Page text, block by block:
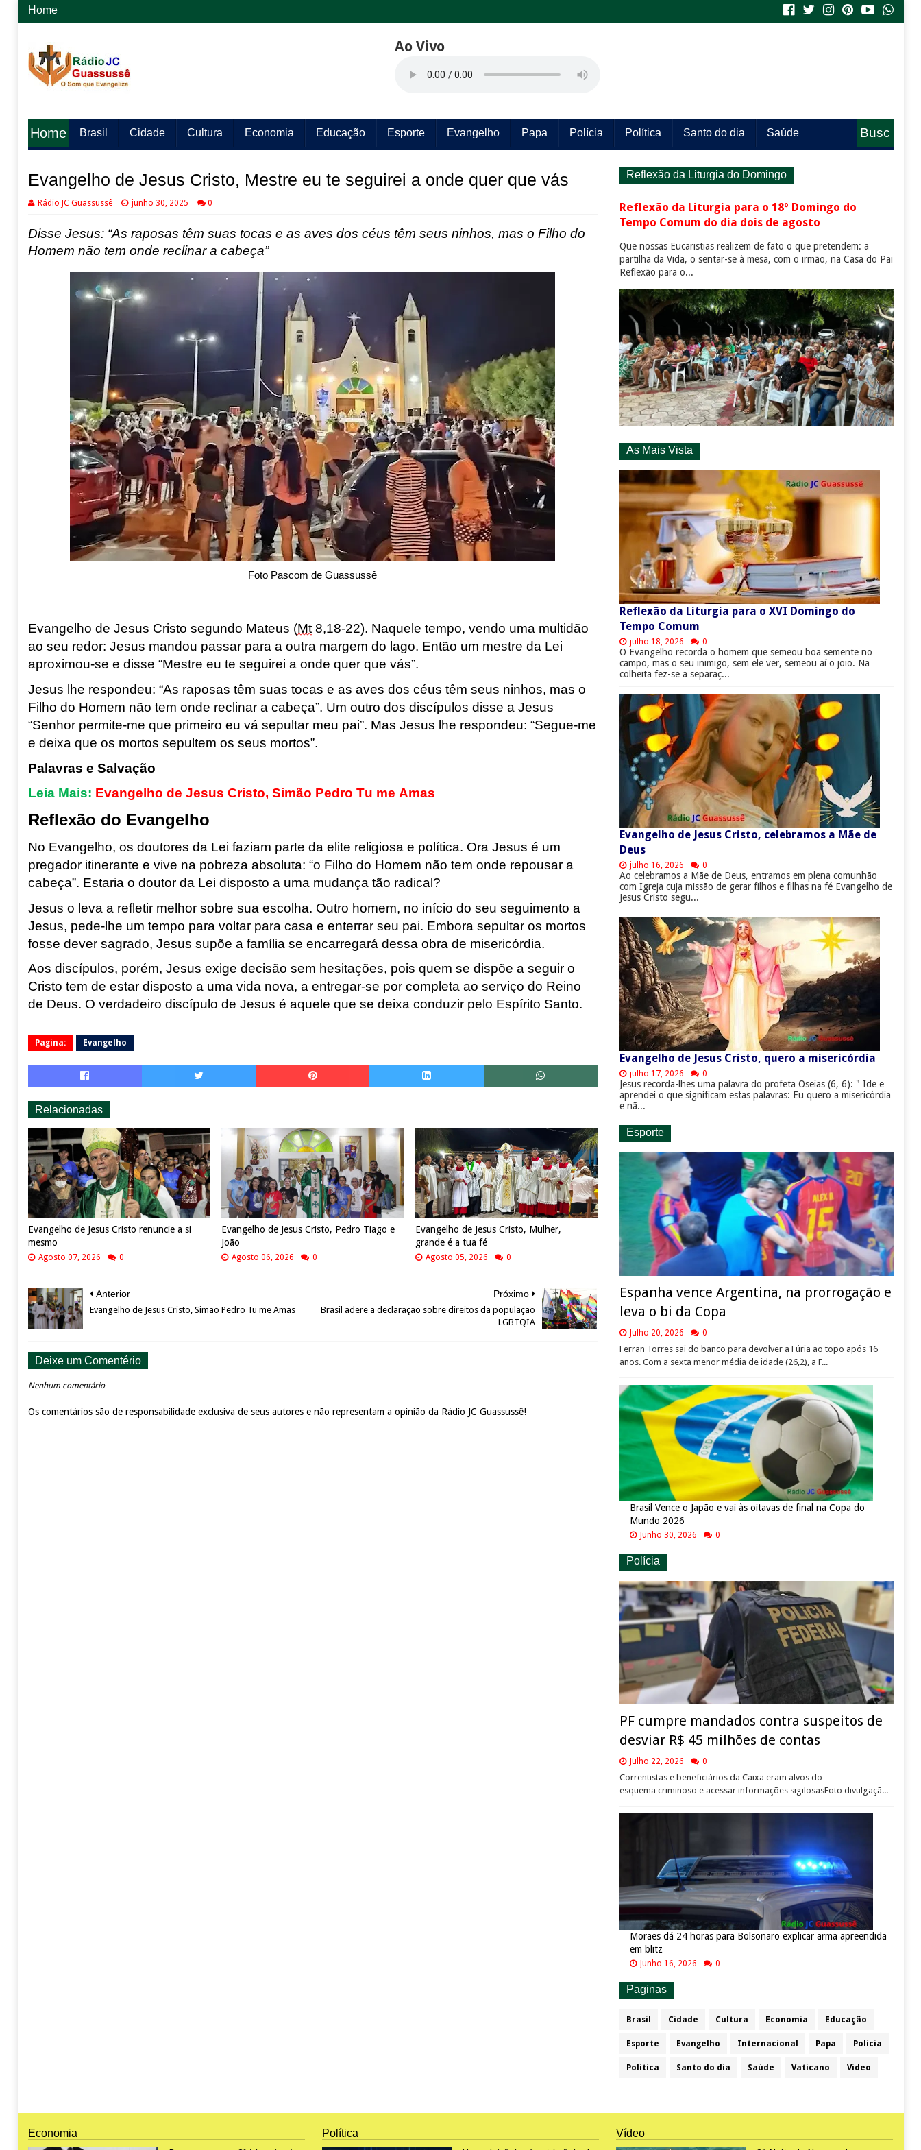
Home
Ao Vivo
Home Brasil Cidade Cultura Economia Educação Esporte Evangelho Papa Polícia Política Santo do dia Saúde
Busc
Evangelho de Jesus Cristo, Mestre eu te seguirei a onde quer que vás
Rádio JC Guassussê junho 30, 2025 0
Disse Jesus: “As raposas têm suas tocas e as aves dos céus têm seus ninhos, mas o Filho do
Homem não tem onde reclinar a cabeça”
Foto Pascom de Guassussê
Evangelho de Jesus Cristo segundo Mateus (Mt 8,18-22). Naquele tempo, vendo uma multidão
ao seu redor: Jesus mandou passar para a outra margem do l ago. Então um mestre da Lei
aproximou-se e disse “Mestre eu te seguirei a onde quer que vás”.
Jesus lhe respondeu: “As raposas têm suas tocas e as aves dos céus têm seus ninhos, mas o
Filho do Homem não tem onde reclinar a cabeça”. Um outro dos discípulos disse a Jesus
“Senhor permite-me que primeiro eu vá sepultarmeu pai”. Mas Jesus lhe respondeu: “Segue-me
e deixa que os mortos sepultem os seus mortos”.
Palavras e Salvação
Leia Mais: Evangelho de Jesus Cristo, Simão Pedro Tu me Amas
Reflexão do Evangelho
No Evangelho, os doutores da Lei faziam parte da elite religiosa e política. Ora Jesus é um
pregador itinerante e vive na pobreza absoluta: “o Filho do Homem não tem onde repousar a
cabeça”. Estaria o doutor da Lei disposto a uma mudança tão radical?
Jesus o leva a refletir melhor sobre sua escolha. Outro homem, no início do seu seguimento a
Jesus, pede-lhe um tempo para voltar para casa e enterrar seu pai. Embora sepultar os mortos
fosse dever sagrado, Jesus supõe a família se encarregará dessa obra de misericórdia.
Aos discípulos, porém, Jesus exige decisão sem hesitações, pois quem se dispõe a seguir o
Cristo tem de estar disposto a uma vida nova, a entregar-se por completa ao serviço do Reino
de Deus. O verdadeiro discípulo de Jesus é aquele que se deixa conduzir pelo Espírito Santo.
Pagina: Evangelho
Relacionadas
Evangelho de Jesus Cristo renuncie a si
mesmo
Agosto 07, 2026 0
Evangelho de Jesus Cristo, Pedro Tiago e
João
Agosto 06, 2026 0
Evangelho de Jesus Cristo, Mulher,
grande é a tua fé
Agosto 05, 2026 0
Próximo
Brasil adere a declaração sobre direitos da população
LGBTQIA
Anterior
Evangelho de Jesus Cristo, Simão Pedro Tu me Amas
Deixe um Comentério
Nenhum comentário
Os comentários são de responsabilidade exclusiva de seus autores e não representam a opinião da Rádio JC Guassussê!
Reflexão da Liturgia do Domingo
Reflexão da Liturgia para o 18º Domingo do
Tempo Comum do dia dois de agosto
Que nossas Eucaristias realizem de fato o que pretendem: a
partilha da Vida, o sentar-se à mesa, com o irmão, na Casa do Pai
Reflexão para o...
As Mais Vista
Reflexão da Liturgia para o XVI Domingo do
Tempo Comum
julho 18, 2026 0
O Evangelho recorda o homem que semeou boa semente no
campo, mas o seu inimigo, sem ele ver, semeou aí o joio. Na
colheita fez-se a separaç...
Evangelho de Jesus Cristo, celebramos a Mãe de
Deus
julho 16, 2026 0
Ao celebramos a Mãe de Deus, entramos em plena comunhão
com Igreja cuja missão de gerar filhos e filhas na fé Evangelho de
Jesus Cristo segu...
Evangelho de Jesus Cristo, quero a misericórdia
julho 17, 2026 0
Jesus recorda-lhes uma palavra do profeta Oseias (6, 6): " Ide e
aprendei o que significam estas palavras: Eu quero a misericórdia
e nã...
Esporte
Espanha vence Argentina, na prorrogação e
leva o bi da Copa
Julho 20, 2026 0
Ferran Torres sai do banco para devolver a Fúria ao topo após 16
anos. Com a sexta menor média de idade (26,2), a F...
Brasil Vence o Japão e vai às oitavas de final na Copa do
Mundo 2026
Junho 30, 2026 0
Polícia
PF cumpre mandados contra suspeitos de
desviar R$ 45 milhões de contas
Julho 22, 2026 0
Correntistas e beneficiários da Caixa eram alvos do
esquema criminoso e acessar informações sigilosasFoto divulgaçã...
Moraes dá 24 horas para Bolsonaro explicar arma apreendida
em blitz
Junho 16, 2026 0
Paginas
Brasil Cidade Cultura Economia Educação
Esporte Evangelho Internacional Papa Policia
Política Santo do dia Saúde Vaticano Video
Economia Política Vídeo